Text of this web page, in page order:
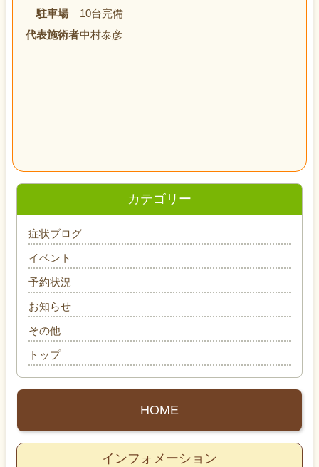
駐車場
10台完備
代表施術者中村泰彦
カテゴリー
症状ブログ
イベント
予約状況
お知らせ
その他
トップ
HOME
インフォメーション